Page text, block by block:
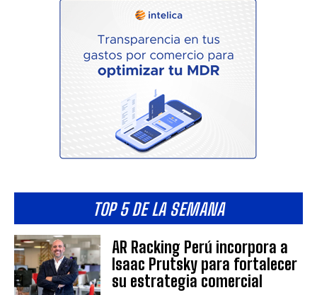
TOP 5 DE LA SEMANA
AR Racking Perú incorpora a
Isaac Prutsky para fortalecer
su estrategia comercial